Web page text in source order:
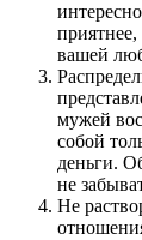
приятнее,
вашей
мужей
собой
деньги.
не
Не